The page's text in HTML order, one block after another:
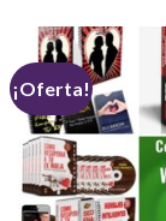
¡Oferta!